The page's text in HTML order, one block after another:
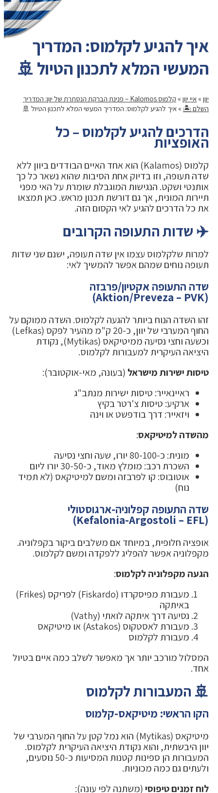
איך להגיע לקלמוס: המדריך
המעשי המלא לתכנון הטיול 🚢
יוון » איי יוון »
קלמוס Kalomos – פנינת הברקת הנסתרת של יוון: המדריך
השלם 🏝️ » איך להגיע לקלמוס: המדריך המעשי המלא לתכנון הטיול 🚢
הדרכים להגיע לקלמוס – כל
האופציות
קלמוס (Kalamos) הוא אחד האיים הבודדים ביוון ללא
שדה תעופה, וזו בדיוק אחת הסיבות שהוא נשאר כל כך
אותנטי ושקט. הנגישות המוגבלת שומרת על האי מפני
תיירות המונית, אך גם דורשת תכנון מראש. כאן תמצאו
את כל הדרכים להגיע לאי הקסום הזה.
✈️ שדות התעופה הקרובים
למרות שלקלמוס עצמו אין שדה תעופה, ישנם שני שדות
תעופה נוחים שמהם אפשר להמשיך לאי:
שדה התעופה אקטיון/פרבזה
(Aktion/Preveza – PVK)
זהו השדה הנוח ביותר להגעה לקלמוס. השדה ממוקם על
החוף המערבי של יוון, כ-20 ק"מ מהעיר לפקס (Lefkas)
וכשעה וחצי נסיעה ממיטיקאס (Mytikas), נקודת
היציאה העיקרית למעבורות לקלמוס.
טיסות ישירות מישראל (בעונה, מאי-אוקטובר):
ראיינאייר: טיסות ישירות מנתב"ג
ארקיע: טיסות צ'רטר בקיץ
ויזאייר: דרך בודפשט או וינה
מהשדה למיטיקאס:
מונית: כ-80-100 יורו, שעה וחצי נסיעה
השכרת רכב: מומלץ מאוד, כ-30-50 יורו ליום
אוטובוס: קו לפרבזה ומשם למיטיקאס (לא תמיד
נוח)
שדה התעופה קפלוניה-ארגוסטולי
(Kefalonia-Argostoli – EFL)
אופציה חלופית, במיוחד אם משלבים ביקור בקפלוניה.
מקפלוניה אפשר להפליג ללפקדה ומשם לקלמוס.
הגעה מקפלוניה לקלמוס:
מעבורת מפיסקרדו (Fiskardo) לפריקס (Frikes)
באיתקה
נסיעה דרך איתקה לואתי (Vathy)
מעבורת לאסטקוס (Astakos) או מיטיקאס
מעבורת לקלמוס
המסלול מורכב יותר אך מאפשר לשלב כמה איים בטיול
אחד.
🚢 המעבורות לקלמוס
הקו הראשי: מיטיקאס-קלמוס
מיטיקאס (Mytikas) הוא נמל קטן על החוף המערבי של
יוון היבשתית, והוא נקודת היציאה העיקרית לקלמוס.
המעבורות הן ספינות קטנות המסיעות כ-50 נוסעים,
ולעתים גם כמה מכוניות.
לוח זמנים טיפוסי(משתנה לפי עונה):